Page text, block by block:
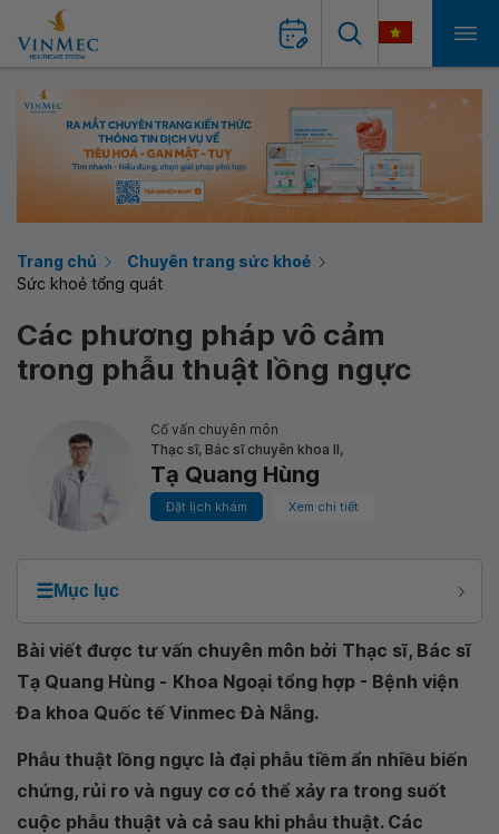
Trang chủ
Chuyên trang sức khoẻ
Sức khoẻ tổng quát
Các phương pháp vô cảm
trong phẫu thuật lồng ngực
Cố vấn chuyên môn
Thạc sĩ, Bác sĩ chuyên khoa II,
Tạ Quang Hùng
Đặt lịch khám Xem chi tiết
☰Mục lục
Bài viết được tư vấn chuyên môn bởi Thạc sĩ, Bác sĩ
Tạ Quang Hùng - Khoa Ngoại tổng hợp - Bệnh viện
Đa khoa Quốc tế Vinmec Đà Nẵng.
Phẫu thuật lồng ngực là đại phẫu tiềm ẩn nhiều biến
chứng, rủi ro và nguy cơ có thể xảy ra trong suốt
cuộc phẫu thuật và cả sau khi phẫu thuật. Các